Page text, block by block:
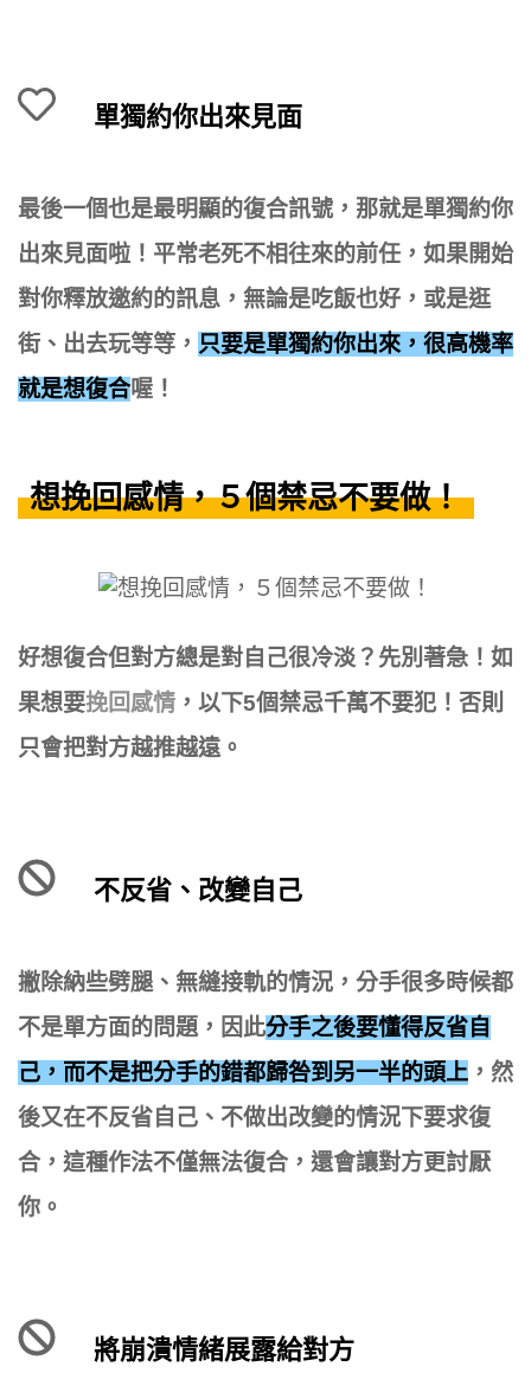
單獨約你出來見面
最後一個也是最明顯的復合訊號，那就是單獨約你
出來見面啦！平常老死不相往來的前任，如果開始
對你釋放邀約的訊息，無論是吃飯也好，或是逛
街、出去玩等等， 只要是單獨約你出來，很高機率
就是想復合喔！
想挽回感情，５個禁忌不要做！
好想復合但對方總是對自己很冷淡？先別著急！如
果想要挽回感情 ，以下5個禁忌千萬不要犯！否則
只會把對方越推越遠。
不反省、改變自己
撇除納些劈腿、無縫接軌的情況，分手很多時候都
不是單方面的問題，因此分手之後要懂得反省自
己，而不是把分手的錯都歸咎到另一半的頭上 ，然
後又在不反省自己、不做出改變的情況下要求復
合，這種作法不僅無法復合，還會讓對方更討厭
你。
將崩潰情緒展露給對方